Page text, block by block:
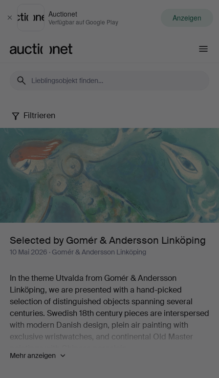
Schließen
Auctionet
Verfügbar auf Google Play Anzeigen
Selected
Gomér
Andersson
Linköping
Filtrieren
Selected by Gomér & Andersson Linköping
10 Mai 2026 · Gomér & Andersson Linköping
In the theme Utvalda from Gomér & Andersson
Linköping, we are presented with a hand-picked
selection of distinguished objects spanning several
centuries. Swedish 18th century pieces are interspersed
with modern Danish design, plein air painting with
exclusive wristwatches, and continental Old Master
Like a dream in turquoise hues, Marc Chagall's colour
Mehr anzeigen